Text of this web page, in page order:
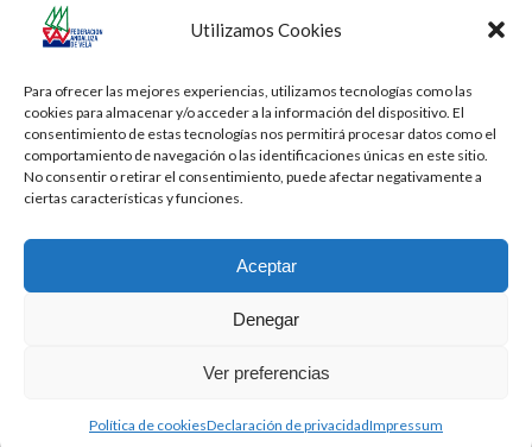
Utilizamos Cookies
Para ofrecer las mejores experiencias, utilizamos tecnologías como las
cookies para almacenar y/o acceder a la información del dispositivo. El
consentimiento de estas tecnologías nos permitirá procesar datos como el
comportamiento de navegación o las identificaciones únicas en este sitio.
No consentir o retirar el consentimiento, puede afectar negativamente a
ciertas características y funciones.
Aceptar
Denegar
Ver preferencias
Política de cookiesDeclaración de privacidadImpressum
Todos los derechos reservados -Privacidad